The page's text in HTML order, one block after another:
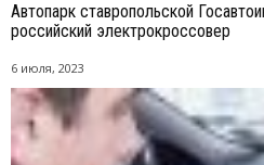
Автопарк ставропольской
российский электрокроссовер
6 июля, 2023